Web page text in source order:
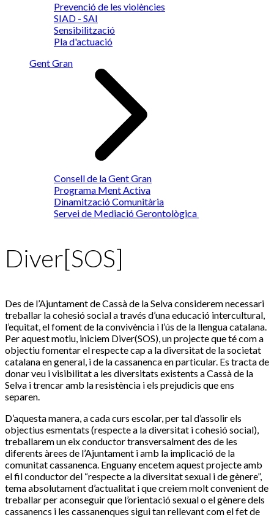
Prevenció de les violències
SIAD - SAI
Sensibilització
Pla d'actuació
Gent Gran
Consell de la Gent Gran
Programa Ment Activa
Dinamització Comunitària
Servei de Mediació Gerontològica
Diver[SOS]
Des de l’Ajuntament de Cassà de la Selva considerem necessari
treballar la cohesió social a través d’una educació intercultural,
l’equitat, el foment de la convivència i l’ús de la llengua catalana.
Per aquest motiu, iniciem Diver(SOS), un projecte que té com a
objectiu fomentar el respecte cap a la diversitat de la societat
catalana en general, i de la cassanenca en particular. Es tracta de
donar veu i visibilitat a les diversitats existents a Cassà de la
Selva i trencar amb la resistència i els prejudicis que ens
separen.
D’aquesta manera, a cada curs escolar, per tal d’assolir els
objectius esmentats (respecte a la diversitat i cohesió social),
treballarem un eix conductor transversalment des de les
diferents àrees de l’Ajuntament i amb la implicació de la
comunitat cassanenca. Enguany encetem aquest projecte amb
el fil conductor del “respecte a la diversitat sexual i de gènere”,
tema absolutament d’actualitat i que creiem molt convenient de
treballar per aconseguir que l’orientació sexual o el gènere dels
cassanencs i les cassanenques sigui tan rellevant com el fet de